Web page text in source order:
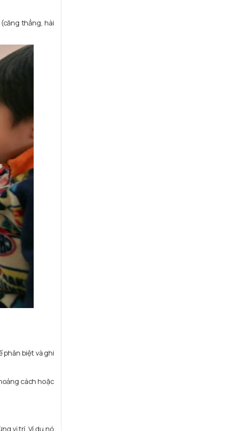
thẳng, hài
phân biệt và ghi
cách hoặc
vị trí. Ví dụ nó